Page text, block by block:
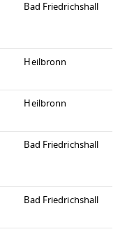
Bad Friedrichshall
Heilbronn
Heilbronn
Bad Friedrichshall
Bad Friedrichshall